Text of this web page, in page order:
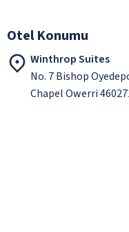
Otel Konumu
Winthrop Suites
No. 7 Bishop
Chapel Owerri